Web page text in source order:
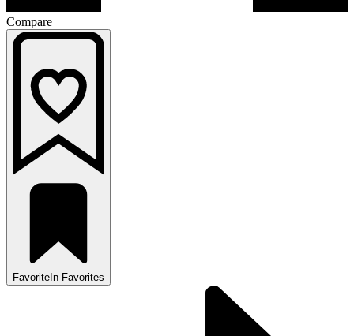
Compare
Favorite In Favorites